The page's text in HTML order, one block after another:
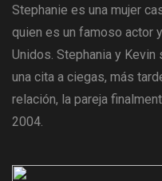
Stephanie es una mujer
quien es un famoso actor
Unidos. Stephania y
una cita a ciegas, más
relación, la pareja
2004.